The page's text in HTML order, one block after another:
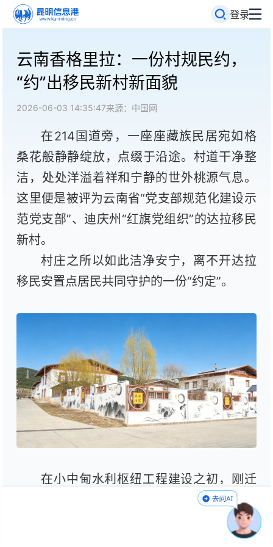
登录
云南香格里拉：一份村规民约，
“约”出移民新村新面貌
2026-06-03 14:35:47来源：中国网
在214国道旁，一座座藏族民居宛如格
桑花般静静绽放，点缀于沿途。村道干净整
洁，处处洋溢着祥和宁静的世外桃源气息。
这里便是被评为云南省“党支部规范化建设示
范党支部”、迪庆州“红旗党组织”的达拉移民
新村。
村庄之所以如此洁净安宁，离不开达拉
移民安置点居民共同守护的一份“约定”。
在小中甸水利枢纽工程建设之初，刚迁
到达拉的55户安置群众面对这片陌生的土
地，曾一度感到迷茫与疏离。由于对“新家”
尚不熟悉，归属感的缺失也反映在当时村庄